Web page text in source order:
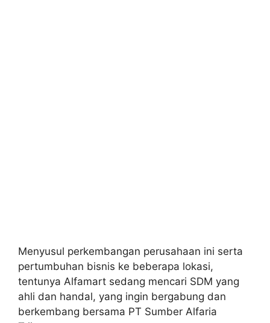
Menyusul perkembangan perusahaan ini serta
pertumbuhan bisnis ke beberapa lokasi,
tentunya Alfamart sedang mencari SDM yang
ahli dan handal, yang ingin bergabung dan
berkembang bersama PT Sumber Alfaria